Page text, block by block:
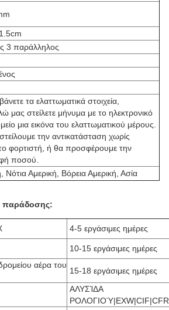
3 παράλληλος
τα ελαττωματικά στοιχεία,
μας στείλετε μήνυμα με το ηλεκτρονικό
μια εικόνα του ελαττωματικού μέρους.
την αντικατάσταση χωρίς
φορτιστή, ή θα προσφέρουμε την
ποσού.
Αμερική, Βόρεια Αμερική, Ασία
παράδοσης:
4-5 εργάσιμες ημέρες
10-15 εργάσιμες ημέρες
αέρα του
15-18 εργάσιμες ημέρες
ΑΛΥΣΊΔΑ
ΡΟΛΟΓΙΟΎ|EXW|CIF|CFR